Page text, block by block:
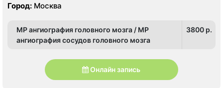
Город: Москва
МР ангиография головного мозга / МР
ангиография сосудов головного мозга
3800 p.
Онлайн запись